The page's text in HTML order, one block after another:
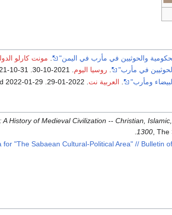
مونت كارلو
في مأرب" . روسيا اليوم. 2021-10-30
. Retrieved
10-31
ومأرب" العربية نت 2022-01-29
A History of Medieval Civilization -- Christian,
1300, The
for "The Sabaean Cultural-Political Area" // Bulletin